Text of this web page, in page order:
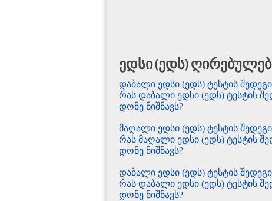
ედსი (ედს)
დაბალი ედსი (ედს) ტესტის
რას დაბალი ედსი (ედს) ტესტის
დონე ნიშნავს?
მაღალი ედსი (ედს) ტესტის
რას მაღალი ედსი (ედს) ტესტის
დონე ნიშნავს?
დაბალი ედსი (ედს) ტესტის
რას დაბალი ედსი (ედს) ტესტის
დონე ნიშნავს?